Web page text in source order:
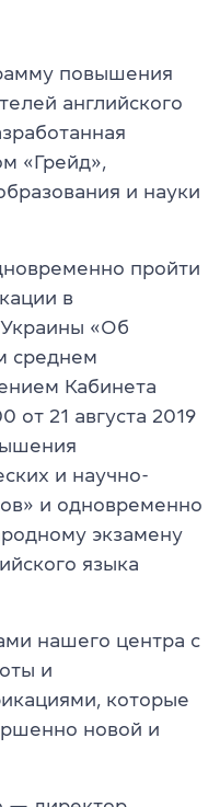
ул. Ярославов Вал, 13/2-б,
повышения
английского
«Грейд»,
и науки
пройти
в
Украины «Об
среднем
Кабинета
21 августа 2019
и научно-
и одновременно
экзамену
языка
нашего центра с
и
которые
новой и